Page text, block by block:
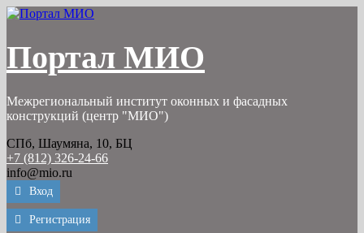
Перейти
Портал МИО
Межрегиональный институт оконных и фасадных
конструкций (центр "МИО")
СПб, Шаумяна, 10, БЦ
+7 (812) 326-24-66
info@mio.ru
Вход
Регистрация